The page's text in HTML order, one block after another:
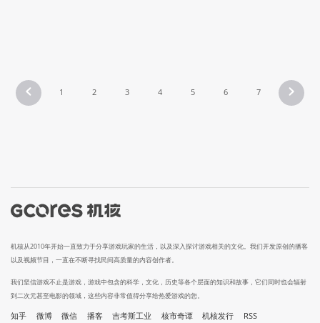
1 2 3 4 5 6 7
机核从2010年开始一直致力于分享游戏玩家的生活，以及深入探讨游戏相关的文化。我们开发原创的播客
以及视频节目，一直在不断寻找民间高质量的内容创作者。
我们坚信游戏不止是游戏，游戏中包含的科学，文化，历史等各个层面的知识和故事，它们同时也会辐射
到二次元甚至电影的领域，这些内容非常值得分享给热爱游戏的您。
知乎 微博 微信 播客 吉考斯工业 核市奇谭 机核发行 RSS